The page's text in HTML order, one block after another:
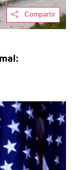
Compartir